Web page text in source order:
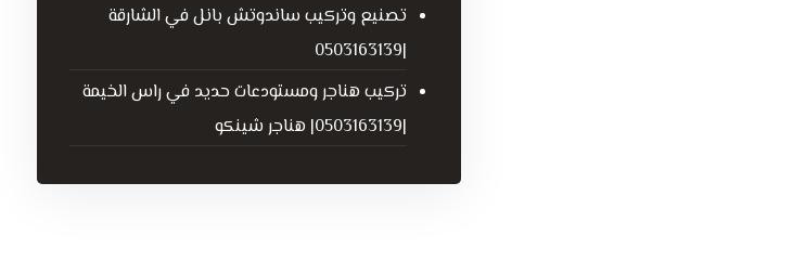
تصنيع وتركيب ساندوتش بانل في الشارقة
|0503163139
تركيب هناجر ومستودعات حديد في راس الخيمة
|0503163139| هناجر شينكو